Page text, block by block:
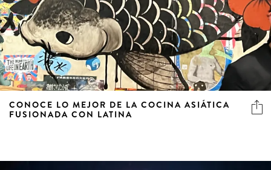
CONOCE LO MEJOR DE LA COCINA ASIÁTICA
FUSIONADA CON LATINA